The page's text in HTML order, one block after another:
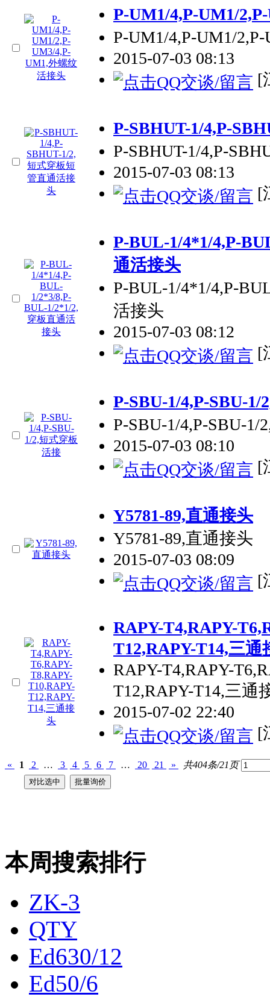
P-UM1/4,P-UM1/
P-UM1/4,P-UM1/
2015-07-03 08:13
[
P-SBHUT-1/4,P-
P-SBHUT-1/4,P-
2015-07-03 08:13
[
P-BUL-1/4*1/4,P-
通活接头
P-BUL-1/4*1/4,P-
活接头
2015-07-03 08:12
[
P-SBU-1/4,P-SBU-1/
P-SBU-1/4,P-SBU-1/
2015-07-03 08:10
[
Y5781-89,直通接头
Y5781-89,直通接头
2015-07-03 08:09
[
RAPY-T4,RAPY-
T12,RAPY-T14,三通
RAPY-T4,RAPY-
T12,RAPY-T14,三通
2015-07-02 22:40
[
« 1 2 … 3 4 5 6 7 … 20 21 » 共404条/21页
本周搜索排行
ZK-3
QTY
Ed630/12
Ed50/6